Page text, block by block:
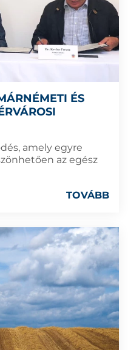
ÉS
amely egyre
az egész
TOVÁBB